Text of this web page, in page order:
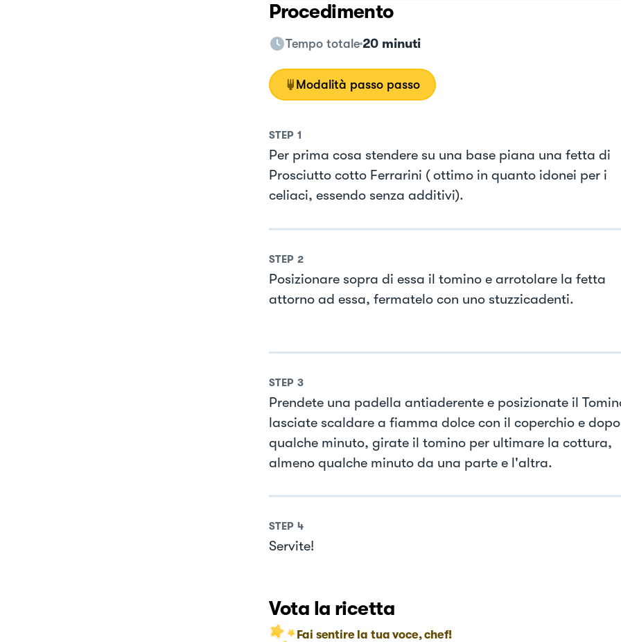
Procedimento
Tempo totale 20 minuti
Modalità passo passo
STEP 1
Per prima cosa stendere su una base piana una fetta di
Prosciutto cotto Ferrarini ( ottimo in quanto idonei per i
celiaci, essendo senza additivi).
STEP 2
Posizionare sopra di essa il tomino e arrotolare la fetta
attorno ad essa, fermatelo con uno stuzzicadenti.
STEP 3
Prendete una padella antiaderente e posizionate il
lasciate scaldare a fiamma dolce con il coperchio e dopo
qualche minuto, girate il tomino per ultimare la cottura,
almeno qualche minuto da una parte e l'altra.
STEP 4
Servite!
Vota la ricetta
Fai sentire la tua voce, chef!